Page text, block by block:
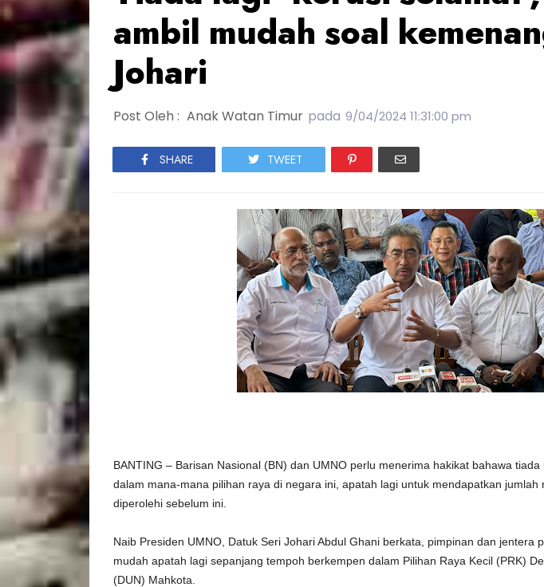
ambil mudah soal
Johari
Post Oleh : Anak Watan Timur pada 9/04/2024 11:31:00 pm
SHARE TWEET
BANTING – Barisan Nasional (BN) dan UMNO perlu menerima hakikat bahawa tiada
dalam mana-mana pilihan raya di negara ini, apatah lagi untuk mendapatkan jumlah
diperolehi sebelum ini.
Naib Presiden UMNO, Datuk Seri Johari Abdul Ghani berkata, pimpinan dan jentera
mudah apatah lagi sepanjang tempoh berkempen dalam Pilihan Raya Kecil (PRK)
(DUN) Mahkota.